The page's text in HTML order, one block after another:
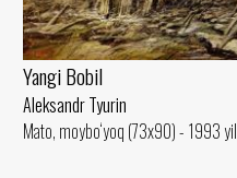
Yangi Bobil
Aleksandr Tyurin
Mato, moybo‘yoq (73x90) - 1993 yil